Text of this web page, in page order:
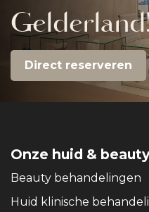
Direct reserveren
Onze huid &
Beauty behandelingen
Huid klinische